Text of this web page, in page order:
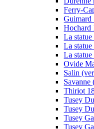
Ferry-
Guimard
Hochard
La
La statue
La statue
Ovide
Salin
Savanne
Thiriot
Tusey
Tusey
Tusey
Tusey